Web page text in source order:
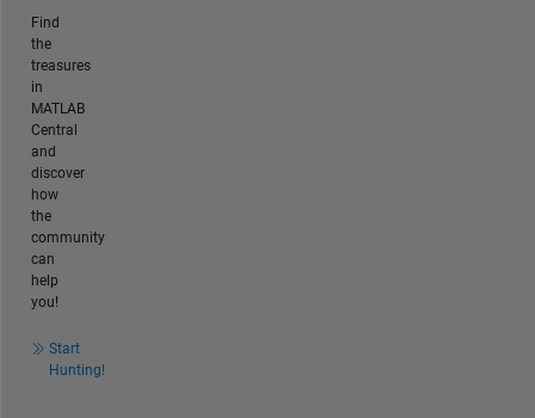
Find
the
treasures
in
MATLAB
Central
and
discover
how
the
community
can
help
you!
Start
Hunting!